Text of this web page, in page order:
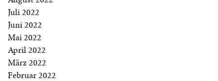
Juli 2022
Juni 2022
Mai 2022
April 2022
März 2022
Februar 2022